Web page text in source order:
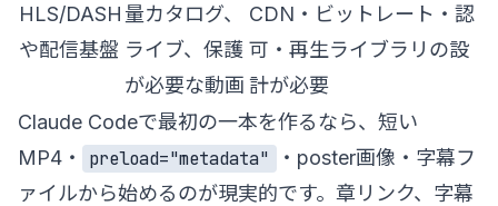
HLS/DASH
や配信基盤
量カタログ、
ライブ、保護
が必要な動画
CDN・ビットレート・認
可・再生ライブラリの設
計が必要
Claude Codeで最初の一本を作るなら、短い
MP4・
preload="metadata"
・poster画像・字幕フ
ァイルから始めるのが現実的です。章リンク、字幕